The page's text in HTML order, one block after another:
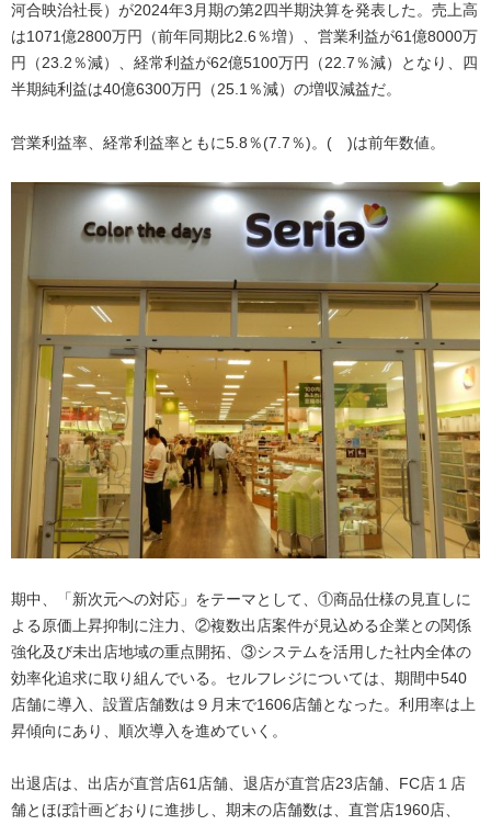
河合映治社長）が2024年3月期の第2四半期決算を発表した。売上高
は1071億2800万円（前年同期比2.6％増）、営業利益が61億8000万
円（23.2％減）、経常利益が62億5100万円（22.7％減）となり、四
半期純利益は40億6300万円（25.1％減）の増収減益だ。
営業利益率、経常利益率ともに5.8％(7.7％)。( )は前年数値。
期中、「新次元への対応」をテーマとして、①商品仕様の見直しに
よる原価上昇抑制に注力、②複数出店案件が見込める企業との関係
強化及び未出店地域の重点開拓、③システムを活用した社内全体の
効率化追求に取り組んでいる。セルフレジについては、期間中540
店舗に導入、設置店舗数は９月末で1606店舗となった。利用率は上
昇傾向にあり、順次導入を進めていく。
出退店は、出店が直営店61店舗、退店が直営店23店舗、FC店１店
舗とほぼ計画どおりに進捗し、期末の店舗数は、直営店1960店、